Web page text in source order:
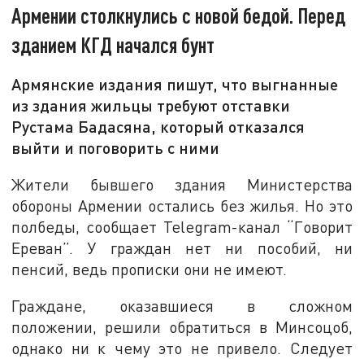
Армении столкнулись с новой бедой. Перед
зданием КГД начался бунт
Армянские издания пишут, что выгнанные
из здания жильцы требуют отставки
Рустама Бадасяна, который отказался
выйти и поговорить с ними
Жители бывшего здания Министерства
обороны Армении остались без жилья. Но это
полбеды, сообщает Telegram-канал “Говорит
Ереван”. У граждан нет ни пособий, ни
пенсий, ведь прописки они не имеют.
Граждане, оказавшиеся в сложном
положении, решили обратиться в Минсоцоб,
однако ни к чему это не привело. Следует